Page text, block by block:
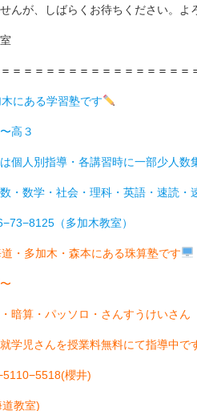
んが、しばらくお待ちください。よ
＝＝＝＝＝＝＝＝＝＝＝＝＝＝＝＝
にある学習塾です
高３
個人別指導・各講習時に一部少人数
・数学・社会・理科・英語・速読・
（多加木教室）
・多加木・森本にある珠算塾です
暗算・パッソロ・さんすうけいさん
学児さんを授業料無料にて指導中
櫻井)
教室)